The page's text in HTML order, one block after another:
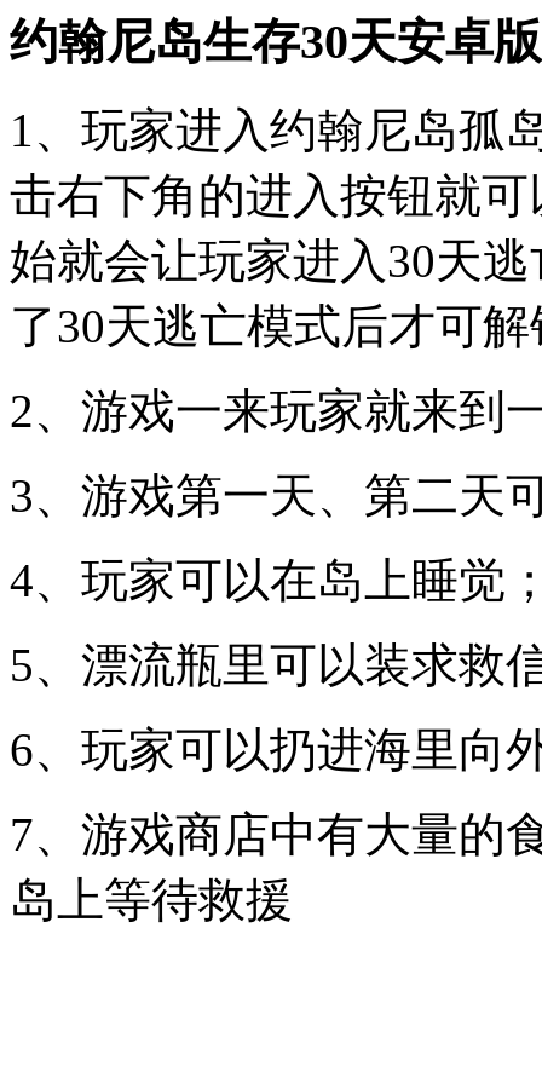
约翰尼岛生存30天安卓
1、玩家进入约翰尼岛孤
击右下角的进入按钮就
始就会让玩家进入30天
了30天逃亡模式后才可
2、游戏一来玩家就来到
3、游戏第一天、第二天
4、玩家可以在岛上睡觉
5、漂流瓶里可以装求救
6、玩家可以扔进海里向
7、游戏商店中有大量的
岛上等待救援